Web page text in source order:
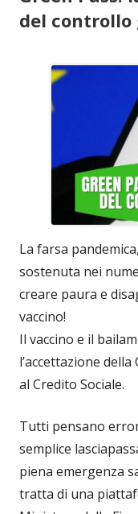
del controllo
La farsa
sostenuta nei
creare paura e
vaccino!
Il vaccino e il
l’accettazione
al Credito Sociale.
Tutti pensano
semplice
piena emergenza
tratta di una